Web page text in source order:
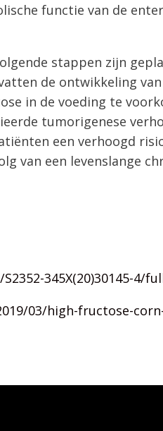
functie van de
stappen zijn
de ontwikkeling
in de voeding te
tumorigenese
een verhoogd
van een levenslange
345X(20)30145-4/
03/high-fructose-